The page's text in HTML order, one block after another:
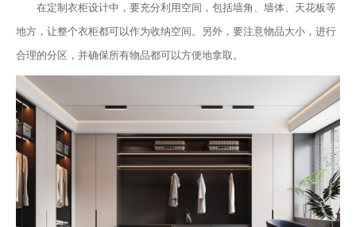
在定制衣柜设计中，要充分利用空间，包括墙角、墙体、天花板等
地方，让整个衣柜都可以作为收纳空间。另外，要注意物品大小，进行
合理的分区，并确保所有物品都可以方便地拿取。